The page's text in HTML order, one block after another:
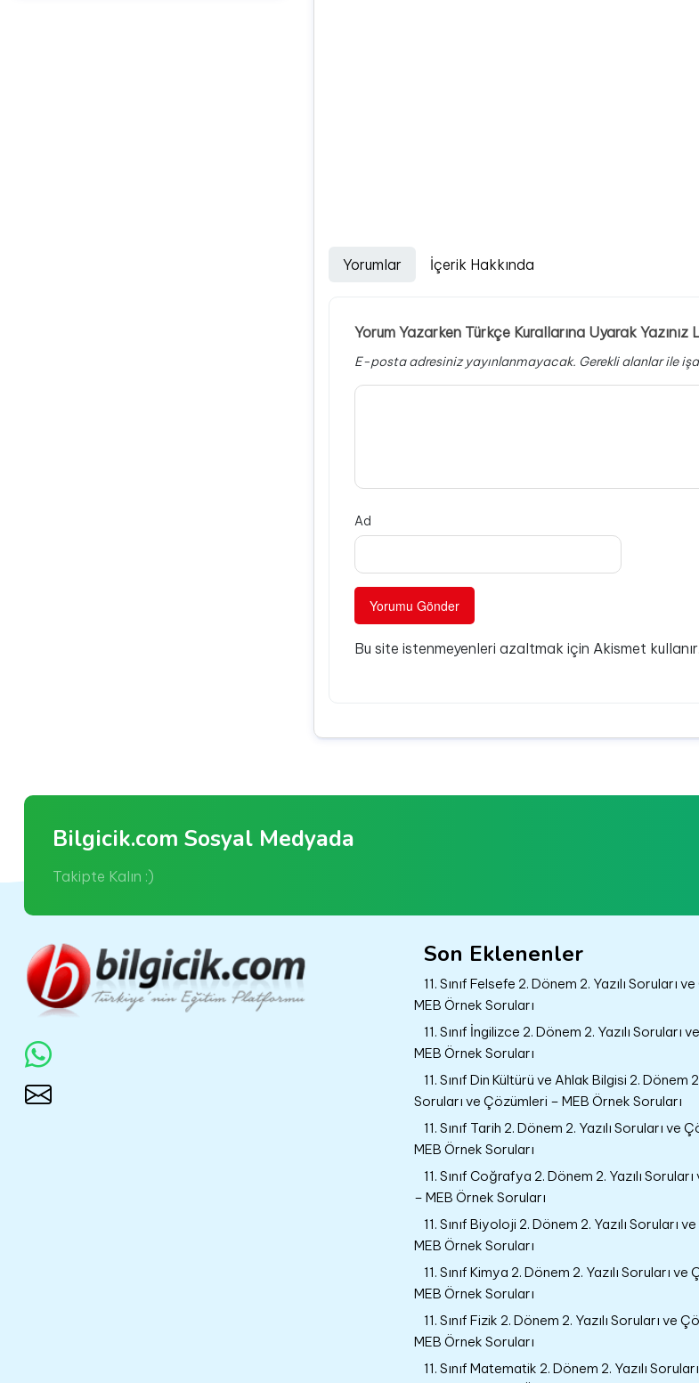
Yorumlar İçerik Hakkında
Yorum Yazarken Türkçe Kurallarına Uyarak Yazınız
E-posta adresiniz yayınlanmayacak. Gerekli alanlarile
Ad
Bu site istenmeyenleri azaltmak için Akismet kullanır.
Bilgicik.com Sosyal Medyada
Takipte Kalın :)
Son Eklenenler
11. Sınıf Felsefe 2. Dönem 2. Yazılı Soruları
MEB Örnek Soruları
11. Sınıf İngilizce 2. Dönem 2. Yazılı Soruları
MEB Örnek Soruları
11. Sınıf Din Kültürü ve Ahlak Bilgisi 2. Dönem
Soruları ve Çözümleri – MEB Örnek Soruları
11. Sınıf Tarih 2. Dönem 2. Yazılı Soruları ve
MEB Örnek Soruları
11. Sınıf Coğrafya 2. Dönem 2. Yazılı
– MEB Örnek Soruları
11. Sınıf Biyoloji 2. Dönem 2. Yazılı Soruları
MEB Örnek Soruları
11. Sınıf Kimya 2. Dönem 2. Yazılı Soruları
MEB Örnek Soruları
11. Sınıf Fizik 2. Dönem 2. Yazılı Soruları ve
MEB Örnek Soruları
11. Sınıf Matematik 2. Dönem 2. Yazılı